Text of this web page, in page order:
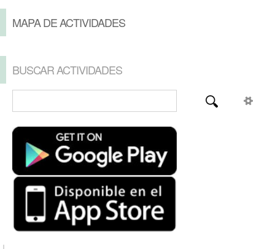
MAPA DE ACTIVIDADES
BUSCAR ACTIVIDADES